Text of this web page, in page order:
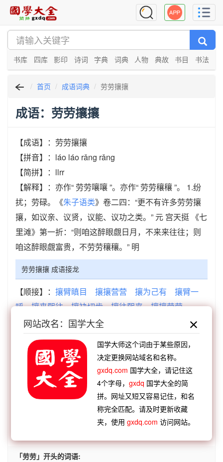
书库 四库 影印 诗词 字典 词典 人物 典故 书目 书法
首页 成语词典 劳劳攘攘
成语：劳劳攘攘
【成语】：劳劳攘攘
【拼音】：láo láo rǎng rǎng
【简拼】：llrr
【解释】：亦作“ 劳劳嚷嚷 ”。亦作“ 劳劳穰穰 ”。 1.纷
扰；劳碌。《朱子语类》卷二四：“更不有许多劳劳攘
攘，如议亲、议贤，议能、议功之类。” 元 宫天挺 《七
里滩》第一折：“则咱这醉眼覷日月，不来来往往；则
咱这醉眼覷富贵，不劳劳穰穰。” 明
劳劳攘攘 成语接龙
【顺接】： 攘臂瞋目 攘攘营营 攘为己有
攘臂一
呼
攘来熙往 攘袂切齿 攘往熙来
攘攘劳劳
【顺接】：熙熙攘攘 六凿相攘
兵戈扰
干戈扰攘 扰扰攘攘 内修外攘
兵戈抢攘
【逆接】： 魂梦为劳 日拙心劳 思子为劳
梦想为
引脰增劳 积日累劳 梦断魂劳
胼胝之劳
【逆接】： 劳形苦心 劳思逸淫 劳神苦形
劳心焦
劳而无功 劳人草草 劳民伤财 劳心苦思
「劳劳」开头的词语:
网站改名：国学大全
国学大师这个词由于某些原因，
决定更换网站域名和名称。
gxdq.com 国学大全，请记住这
4个字母，gxdq 国学大全的简
拼。网址又短又容易记住，和名
称完全匹配。请及时更新收藏
夹，使用gxdq.com 访问网站。